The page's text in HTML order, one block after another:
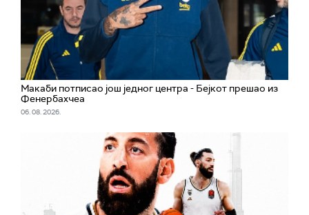
Макаби потписао још једног центра - Бејкот прешао из
Фенербахчеа
06. 08. 2026.